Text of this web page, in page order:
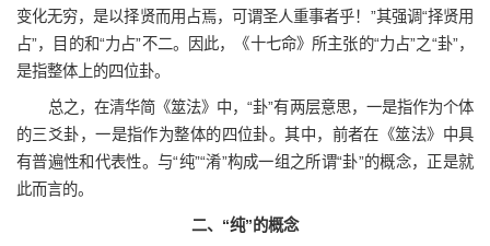
变化无穷，是以择贤而用占焉，可谓圣人重事者乎！”其强调“择贤用
占”，目的和“力占”不二。因此，《十七命》所主张的“力占”之“卦”，
是指整体上的四位卦。
总之，在清华简《筮法》中，“卦”有两层意思，一是指作为个体
的三爻卦，一是指作为整体的四位卦。其中，前者在《筮法》中具
有普遍性和代表性。与“纯”“淆”构成一组之所谓“卦”的概念，正是就
此而言的。
二、“纯”的概念